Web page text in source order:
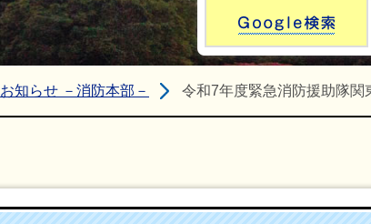
お知らせ －消防本部－ 令和7年度緊急消防援助隊関